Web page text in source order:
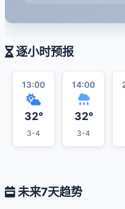
逐小时预报
13:00
32°
3-4
14:00
32°
3-4
未来7天趋势